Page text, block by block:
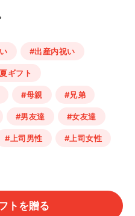
#出産内祝い
ギフト
#母親 #兄弟
#男友達 #女友達
#上司男性 #上司女性
トを贈る